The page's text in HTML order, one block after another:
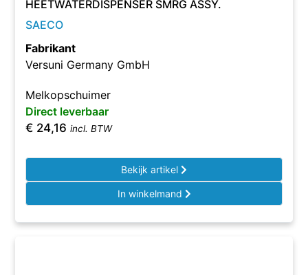
HEETWATERDISPENSER SMRG ASSY.
SAECO
Fabrikant
Versuni Germany GmbH
Melkopschuimer
Direct leverbaar
€ 24,16 incl. BTW
Bekijk artikel
In winkelmand